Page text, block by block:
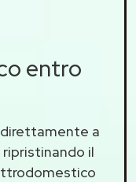
entro
a
il